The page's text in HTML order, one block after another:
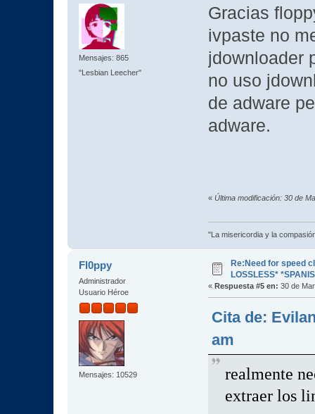
Mensajes: 865
"Lesbian Leecher"
Gracias
ivpaste no
jdownloader
no uso
de adware
adware.
« Última modificación: 30 de
"La misericordia y la
Fl0ppy
Administrador
Usuario Héroe
Mensajes: 10529
Re:Need for speed
LOSSLESS*
« Respuesta #5 en: 30 de
Cita de:
am
realmente
extraer los